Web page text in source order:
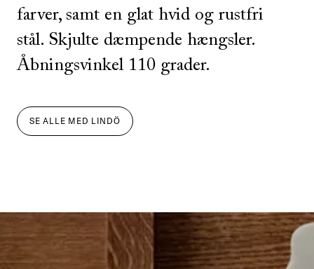
farver, samt en glat hvid og rustfri
stål. Skjulte dæmpende hængsler.
Åbningsvinkel 110 grader.
SE ALLE MED LINDÖ